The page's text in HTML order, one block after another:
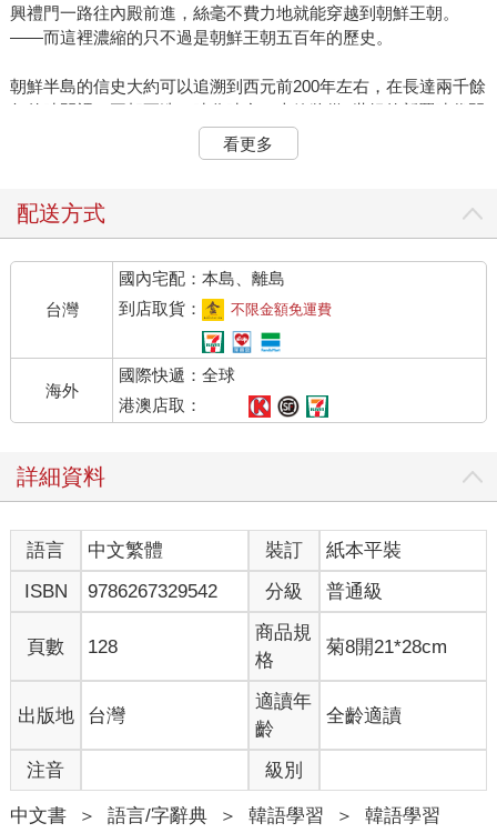
興禮門一路往內殿前進，絲毫不費力地就能穿越到朝鮮王朝。
——而這裡濃縮的只不過是朝鮮王朝五百年的歷史。
朝鮮半島的信史大約可以追溯到西元前200年左右，在長達兩千餘
年的時間裡，王朝更迭、時分時合，本篇將從6世紀的新羅時代開
始，直至20世紀朝鮮王朝的最後一位公主為止，介紹十部以正史
這是一齣意圖為張玉貞「平反」的韓劇。肅宗時代，以西人與南
人為兩大山頭的黨派鬥爭日趨嚴重，對立延燒到後宮。肅宗李焞
一方面迎娶西人薦舉的閔氏為妻（即仁顯王后），一方面又將南
人出身的張玉貞納入後宮，後更因寵愛而將她拔陞為「禧嬪」。
在後世的普遍評價裡，張禧嬪是心狠手辣、為了爭奪後宮高位不
擇手段的著名「惡女」，而一度遭到廢黜又復位的仁顯王后則是
忍辱負重、受到百姓愛戴的「賢妃」。在政局動盪的時代背景
題材。例如火紅一時的《仁顯王后的男人》，就是以仁顯王后在
南人勢力壓制下，遭廢妃為背景事件的穿越劇。
自1960年代起，以「張禧嬪」為名的影劇就有六部之多，而《張
玉貞》從劇名就展現了平反的野心——張玉貞（金泰希飾）不是
附屬於君王的嬪，而是擁有名字和夢想的獨立女性；戲劇的重點
也從過去著重的宮鬥，轉移到個人經歷與情感的描繪，顛覆了史
料中張禧嬪「憤恚妒嫉」、「怨毒次骨」的形象。就算戲劇最後
必須符合史實，肅宗（劉亞仁飾）終究得賜玉貞一死，至少玉貞
已轟轟烈烈活過一遭、明白「為愛而生」的美好。
《逆倫王朝》（思悼，사도）
到了英祖時期，黨爭勢力變成西人分裂的老論、少論對峙，英祖
為了平衡政局採取「蕩平策」，並由他的二兒子李愃代理聽政。
老論不滿李愃偏向少論，因而拉攏貞純王后，向英祖挑撥離間，
看更多
配送方式
台灣
國內宅配：本島、離島
到店取貨：
不限金額免運費
海外
國際快遞：全球
港澳店取：
詳細資料
語言 中文繁體 裝訂
紙本平裝
ISBN
9786267329542 分級 普通級
頁數 128
商品規
格
菊8開21*28cm
出版地 台灣
適讀年
齡
全齡適讀
注音 級別
中文書 ＞ 語言/字辭典 ＞ 韓語學習 ＞ 韓語學習